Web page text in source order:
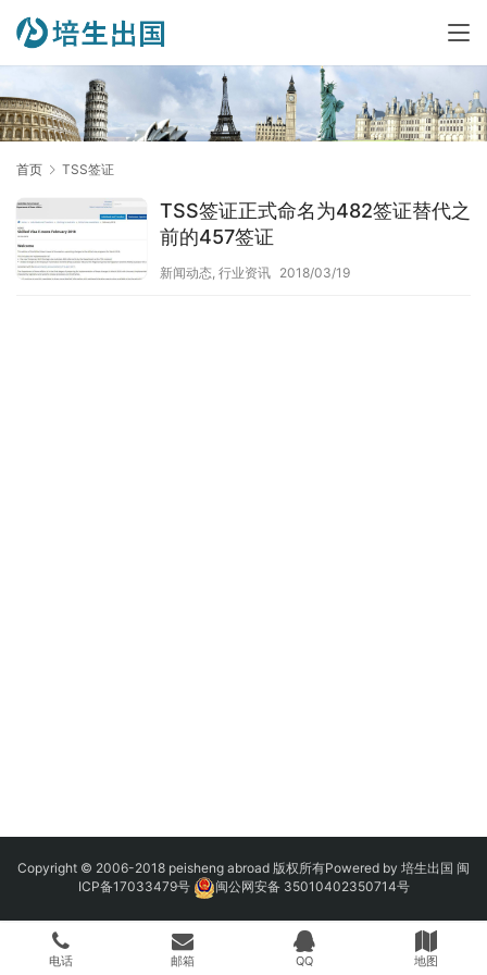
首页 TSS签证
TSS签证正式命名为482签证替代之
前的457签证
新闻动态, 行业资讯 2018/03/19
Copyright © 2006-2018 peisheng abroad 版权所有Powered by 培生出国 闽
ICP备17033479号
闽公网安备 35010402350714号
电话 邮箱 QQ 地图